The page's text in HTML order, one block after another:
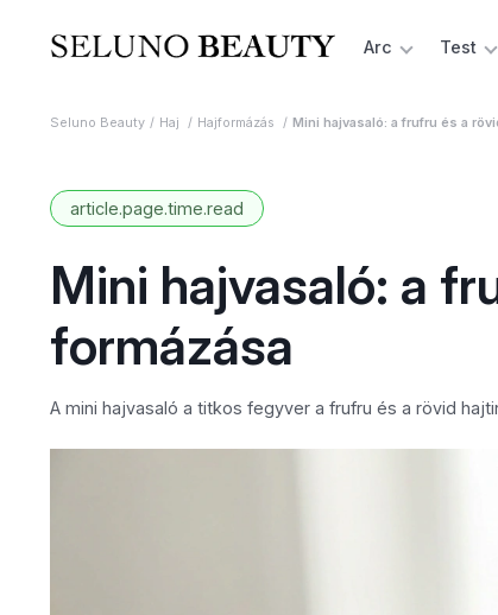
Arc Test
Seluno Beauty Haj Hajformázás Mini hajvasaló: a frufru és a
article.page.time.read
Mini hajvasaló: a
formázása
A mini hajvasaló a titkos fegyver a frufru és a rövid